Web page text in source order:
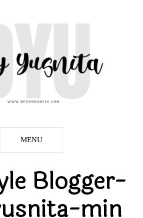
MENU
Blogger-
min